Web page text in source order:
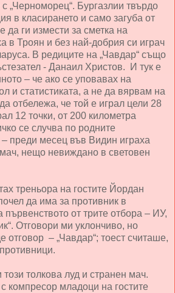
„Черноморец“. Бургазлии твърдо
в класирането и само загуба от
ги измести за сметка на
в Троян и без най-добрия си играч
В редиците на „Чавдар“ също
- Данаил Христов. И тук е
– че ако се уповавах на
и статистиката, а не да вярвам на
отбележа, че той е играл цели 28
12 точки, от 200 километра
се случва по родните
– преди месец във Видин играха
нещо невиждано в световен
треньора на гостите Йордан
да има за противник в
от трите отбора – ИУ,
Отговори ми уклончиво, но
отговор – „Чавдар“; тоест считаше,
този толкова луд и странен мач.
компресор младоци на гостите